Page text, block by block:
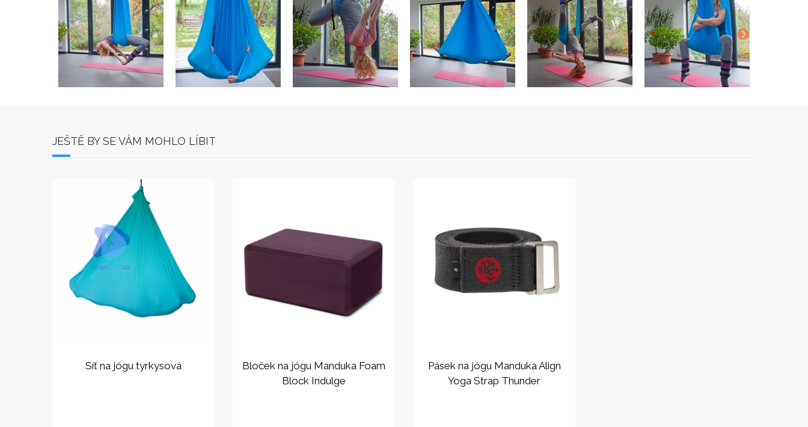
JEŠTĚ BY SE VÁM MOHLO LÍBIT
Síť na jógu tyrkysová
Bloček na jógu Manduka Foam
Block Indulge
Pásek na jógu Manduka Align
Yoga Strap Thunder